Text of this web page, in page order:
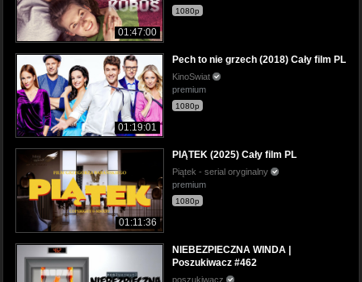
01:47:00
1080p
01:19:01
Pech to nie grzech (2018) Cały film PL
KinoSwiat
premium
1080p
01:11:36
PIĄTEK (2025) Cały film PL
Piątek - serial oryginalny
premium
1080p
NIEBEZPIECZNA WINDA |
Poszukiwacz #462
poszukiwacz